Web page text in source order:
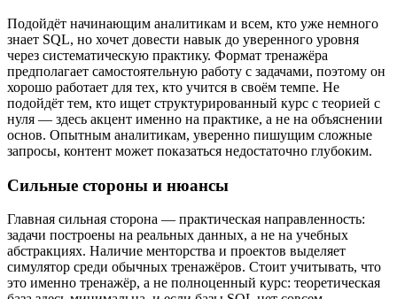
Подойдёт начинающим аналитикам и всем, кто уже немного
знает SQL, но хочет довести навык до уверенного уровня
через систематическую практику. Формат тренажёра
предполагает самостоятельную работу с задачами, поэтому он
хорошо работает для тех, кто учится в своём темпе. Не
подойдёт тем, кто ищет структурированный курс с теорией с
нуля — здесь акцент именно на практике, а не на объяснении
основ. Опытным аналитикам, уверенно пишущим сложные
запросы, контент может показаться недостаточно глубоким.
Сильные стороны и нюансы
Главная сильная сторона — практическая направленность:
задачи построены на реальных данных, а не на учебных
абстракциях. Наличие менторства и проектов выделяет
симулятор среди обычных тренажёров. Стоит учитывать, что
это именно тренажёр, а не полноценный курс: теоретическая